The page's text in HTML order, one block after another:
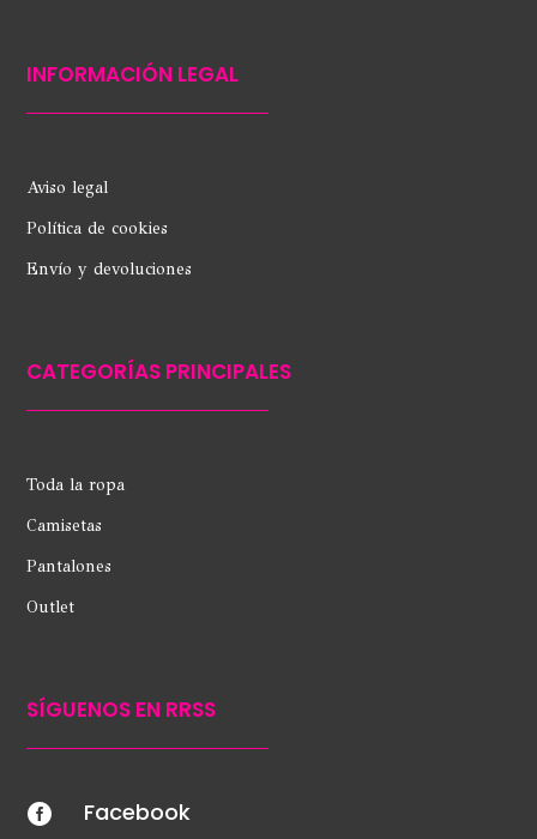
INFORMACIÓN LEGAL
Aviso legal
Política de cookies
Envío y devoluciones
CATEGORÍAS PRINCIPALES
Toda la ropa
Camisetas
Pantalones
Outlet
SÍGUENOS EN RRSS
 Facebook